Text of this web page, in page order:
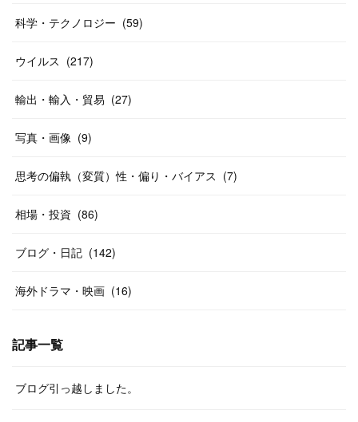
科学・テクノロジー (59)
ウイルス (217)
輸出・輸入・貿易 (27)
写真・画像 (9)
思考の偏執（変質）性・偏り・バイアス (7)
相場・投資 (86)
ブログ・日記 (142)
海外ドラマ・映画 (16)
記事一覧
ブログ引っ越しました。